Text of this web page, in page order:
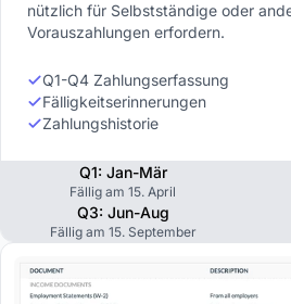
nützlich für Selbstständige oder
Vorauszahlungen erfordern.
Q1-Q4 Zahlungserfassung
Fälligkeitserinnerungen
Zahlungshistorie
Q1: Jan-Mär
Fällig am 15. April
Q3: Jun-Aug
Fällig am 15. September